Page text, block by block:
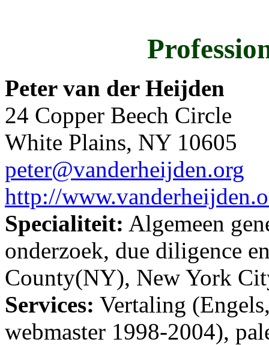
Peter van der Heijden
24 Copper Beech Circle
White Plains, NY 10605
peter@vanderheijden.org
http://
Specialiteit: Algemeen
onderzoek, due diligence
County(NY), New York
Services: Vertaling
webmaster 1998-2004),